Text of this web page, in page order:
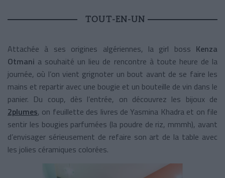
TOUT-EN-UN
Attachée à ses origines algériennes, la girl boss Kenza
Otmani a souhaité un lieu de rencontre à toute heure de la
journée, où l’on vient grignoter un bout avant de se faire les
mains et repartir avec une bougie et un bouteille de vin dans le
panier. Du coup, dès l’entrée, on découvrez les bijoux de
2plumes, on feuillette des livres de Yasmina Khadra et on file
sentir les bougies parfumées (la poudre de riz, mmmh), avant
d’envisager sérieusement de refaire son art de la table avec
les jolies céramiques colorées.